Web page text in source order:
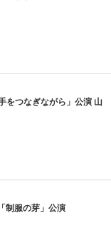
をつなぎながら」公演 山
制服の芽」公演